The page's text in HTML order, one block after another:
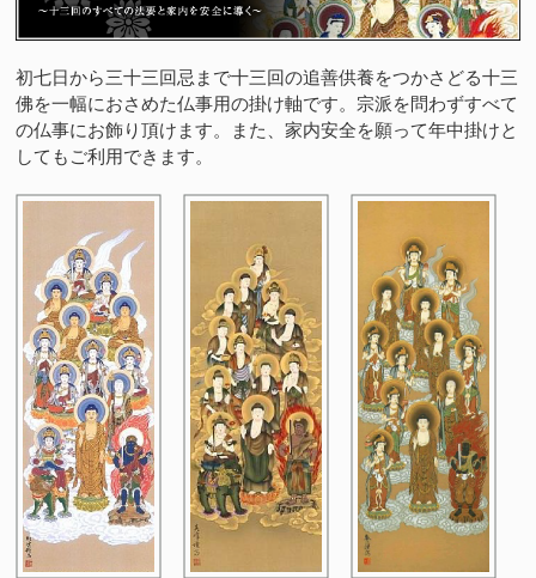
初七日から三十三回忌まで十三回の追善供養をつかさどる十三
佛を一幅におさめた仏事用の掛け軸です。宗派を問わずすべて
の仏事にお飾り頂けます。また、家内安全を願って年中掛けと
してもご利用できます。